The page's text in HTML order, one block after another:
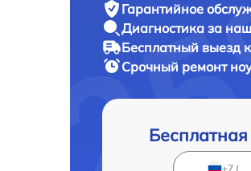
Гарантийное
Диагностика за наш
Бесплатный выезд
Срочный ремонт